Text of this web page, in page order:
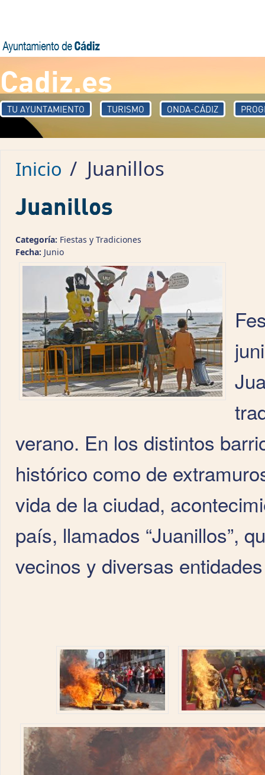
Cadiz.es
TU AYUNTAMIENTO TURISMO ONDA-CÁDIZ
Inicio / Juanillos
Juanillos
Categoría: Fiestas y Tradiciones
Fecha: Junio
verano. En los distintos
histórico como de
vida de la ciudad,
país, llamados “Juanillos”,
vecinos y diversas